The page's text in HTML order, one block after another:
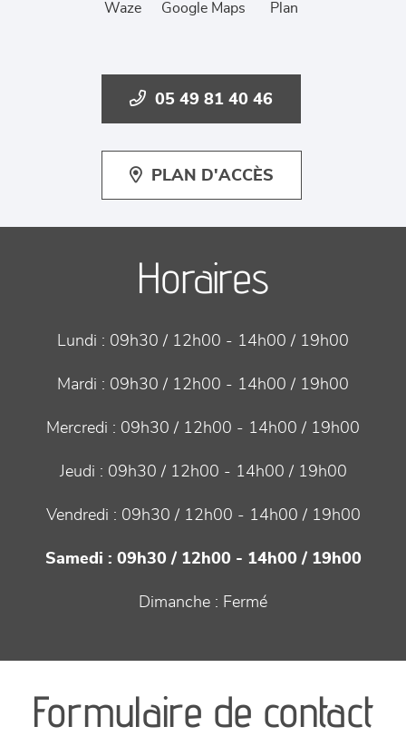
Waze Google Maps Plan
05 49 81 40 46
PLAN D'ACCÈS
Horaires
Lundi : 09h30 / 12h00 - 14h00 / 19h00
Mardi : 09h30 / 12h00 - 14h00 / 19h00
Mercredi : 09h30 / 12h00 - 14h00 / 19h00
Jeudi : 09h30 / 12h00 - 14h00 / 19h00
Vendredi : 09h30 / 12h00 - 14h00 / 19h00
Samedi : 09h30 / 12h00 - 14h00 / 19h00
Dimanche : Fermé
Formulaire de contact